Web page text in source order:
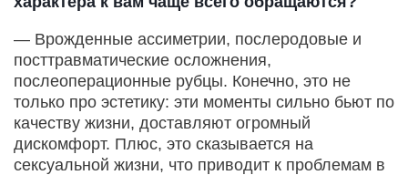
— Врожденные ассиметрии, послеродовые и
посттравматические осложнения,
послеоперационные рубцы. Конечно, это не
только про эстетику: эти моменты сильно бьют по
качеству жизни, доставляют огромный
дискомфорт. Плюс, это сказывается на
сексуальной жизни, что приводит к проблемам в